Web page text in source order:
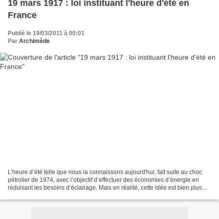
19 mars 1917 : loi instituant l'heure d'été en
France
Publié le 19/03/2011 à 00:01
Par Archimède
L’heure d’été telle que nous la connaissons aujourd'hui, fait suite au choc
pétrolier de 1974, avec l’objectif d’effectuer des économies d’énergie en
réduisant les besoins d’éclairage. Mais en réalité, cette idée est bien plus